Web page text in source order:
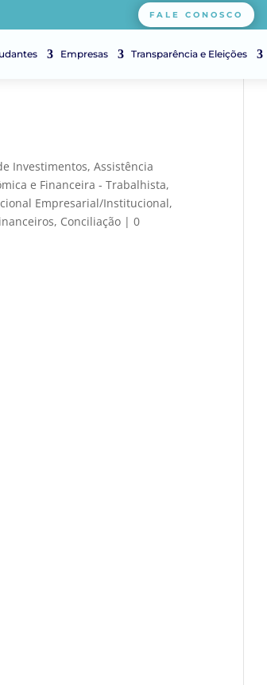
FALE CONOSCO
Empresas Transparência e Eleições
Investimentos,Assistência
e Financeira - Trabalhista,
Empresarial/Institucional,
, Conciliação |0